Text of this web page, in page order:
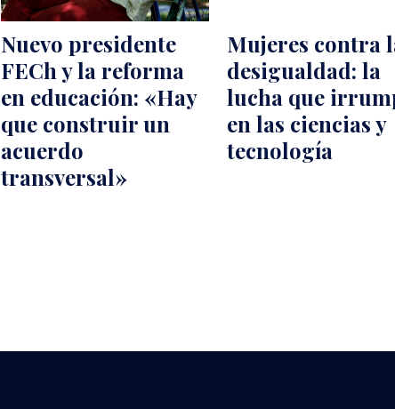
Nuevo presidente
FECh y la reforma
en educación: «Hay
que construir un
acuerdo
transversal»
Mujeres contra
desigualdad: la
lucha que
en las ciencias y
tecnología